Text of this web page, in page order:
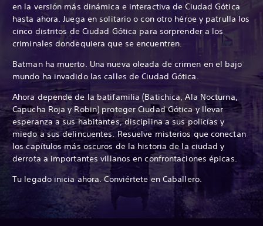
en la versión más dinámica e interactiva de Ciudad Gótica
hasta ahora. Juega en solitario o con otro héroe y patrulla los
cinco distritos de Ciudad Gótica para sorprender a los
criminales dondequiera que se encuentren.
Batman ha muerto. Una nueva oleada de crimen en el bajo
mundo ha invadido las calles de Ciudad Gótica.
Ahora depende de la batifamilia (Batichica, Ala Nocturna,
Capucha Roja y Robin) proteger Ciudad Gótica y llevar
esperanza a sus habitantes, disciplina a sus policías y
miedo a sus delincuentes. Resuelve misterios que conectan
los capítulos más oscuros de la historia de la ciudad y
derrota a importantes villanos en confrontaciones épicas.
Tu legado inicia ahora. Conviértete en Caballero.